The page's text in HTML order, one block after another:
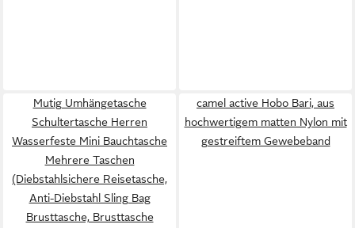
Mutig Umhängetasche
Schultertasche Herren
Wasserfeste Mini Bauchtasche
Mehrere Taschen
(Diebstahlsichere Reisetasche,
Anti-Diebstahl Sling Bag
Brusttasche, Brusttasche
camel active Hobo Bari, aus
hochwertigem matten Nylon mit
gestreiftem Gewebeband